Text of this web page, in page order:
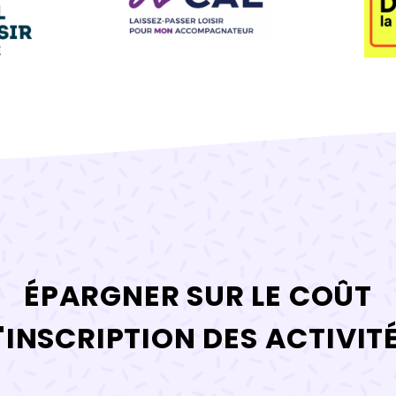
ÉPARGNER SUR LE COÛT
DES